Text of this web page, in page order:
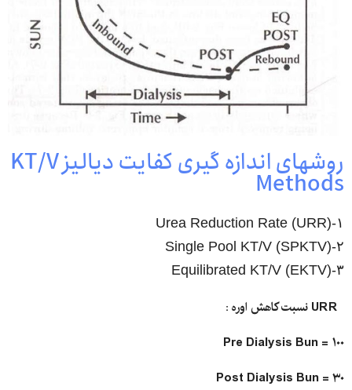
روشهای اندازه گیری کفایت دیالیز KT/V
Methods
۱-(URR) Urea Reduction Rate
۲-(SPKTV) Single Pool KT/V
۳-(EKTV) Equilibrated KT/V
نسبت کاهش اوره :
Pre Dialysis Bun = ۱۰۰
Post Dialysis Bun = ۳۰